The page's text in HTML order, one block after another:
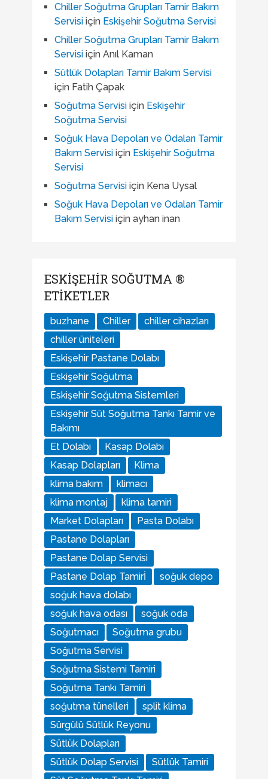
Chiller Soğutma Grupları Tamir Bakım
Servisiiçin Eskişehir Soğutma Servisi
Chiller Soğutma Grupları Tamir Bakım
Servisiiçin Anıl Kaman
Sütlük Dolapları Tamir Bakım Servisi
için Fatih Çapak
Soğutma Servisiiçin Eskişehir
Soğutma Servisi
Soğuk Hava Depoları ve Odaları Tamir
Bakım Servisiiçin Eskişehir Soğutma
Servisi
Soğutma Servisiiçin Kena Uysal
Soğuk Hava Depoları ve Odaları Tamir
Bakım Servisiiçin ayhan inan
ESKIŞEHIR SOĞUTMA ®
ETIKETLER
buzhane Chiller
chiller cihazları
chiller üniteleri
Eskişehir Pastane Dolabı
Eskişehir Soğutma
Eskişehir Soğutma Sistemleri
Eskişehir Süt Soğutma Tankı Tamir ve
Bakımı
Et Dolabı
Kasap Dolabı
Kasap Dolapları
Klima
klima bakım
klimacı
klima montaj
klima tamiri
Market Dolapları
Pasta Dolabı
Pastane Dolapları
Pastane Dolap Servisi
Pastane Dolap Tamirİ
soğuk depo
soğuk hava dolabı
soğuk hava odası
soğuk oda
Soğutmacı
Soğutma grubu
Soğutma Servisi
Soğutma Sistemi Tamiri
Soğutma Tankı Tamiri
soğutma tünelleri
split klima
Sürgülü Sütlük Reyonu
Sütlük Dolapları
Sütlük Dolap Servisi
Sütlük Tamiri